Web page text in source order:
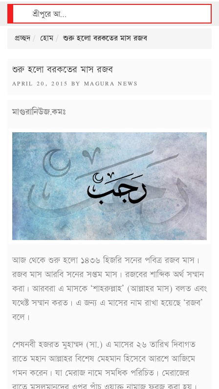
a
t
প্রচ্ছদ হোম শুরু হলো বরকতের মাস রজব
শুরু হলো বরকতের মাস রজব
POSTED
APRIL 20, 2015 BY MAGURA NEWS
মাগুরানিউজ.কমঃ
আজ থেকে শুরু হলো ১৪৩৬ হিজরি সনের পবিত্র রজব মাস।
রজব মাস আরবি সনের সপ্তম মাস। রজবের শাব্দিক অর্থ সম্মান
করা। আরবরা এ মাসকে ‘শাহরুল্লাহ’ (আল্লাহর মাস) বলত এবং
যথেষ্ট সম্মান করত। এ জন্য এ মাসের নাম রাখা হয়েছে ‘রজব’
বলে।
শেষনবী হজরত মুহাম্মদ (সা.) এ মাসের ২৬ তারিখ দিবাগত
রাতে মহান আল্লাহর বিশেষ মেহমান হিসেবে আরশে আজিমে
গমন করেন। যা মেরাজ নামে সমধিক পরিচিত। মেরাজের